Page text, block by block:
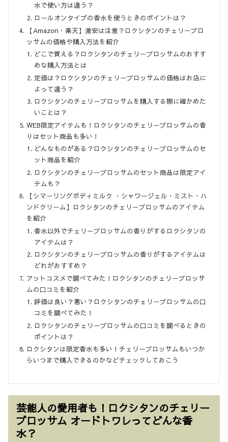
水で使い方は違う？
ロールオンタイプの香水を使うときのポイントは？
【Amazon・楽天】激安は注意？ロクシタンのチェリーブロ
ッサムの価格や購入方法を紹介
どこで買える？ロクシタンのチェリーブロッサムのおすす
めな購入方法とは
定価は？ロクシタンのチェリーブロッサムの価格はお店に
よって違う？
ロクシタンのチェリーブロッサムを購入する際に確かめた
いことは？
WEB限定アイテムも！ロクシタンのチェリーブロッサムの香
りはセット商品も多い！
どんなものがある？ロクシタンのチェリーブロッサムのセ
ット商品を紹介
ロクシタンのチェリーブロッサムのセット商品は限定アイ
テムも？
【シマーリングボディミルク ・シャワージェル・ミスト・ハ
ンドクリーム】ロクシタンのチェリーブロッサムのアイテム
を紹介
香水以外でチェリーブロッサムの香りがするロクシタンの
アイテムは？
ロクシタンのチェリーブロッサムの香りがするアイテムは
どれがおすすめ？
アットコスメで調べてみた！ロクシタンのチェリーブロッサ
ムの口コミを紹介
評価は良い？悪い？ロクシタンのチェリーブロッサムの口
コミを調べてみた！
ロクシタンのチェリーブロッサムの口コミを調べるときの
ポイントは？
ロクシタンは限定香水も多い！チェリーブロッサムもいつか
らいつまで購入できるのかなどチェックしておこう
芸能人の愛用者も！ロクシタンのチェリー
ブロッサム オードトワレってどんな香
水？